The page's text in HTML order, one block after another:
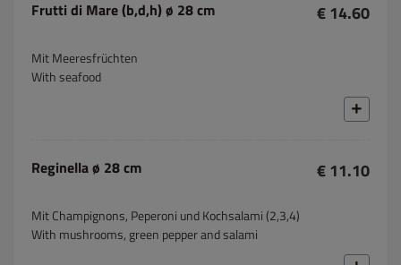
Frutti di Mare (b,d,h) ø 28 cm € 14.60
Mit Meeresfrüchten
With seafood
Reginella ø 28 cm € 11.10
Mit Champignons, Peperoni und Kochsalami (2,3,4)
With mushrooms, green pepper and salami